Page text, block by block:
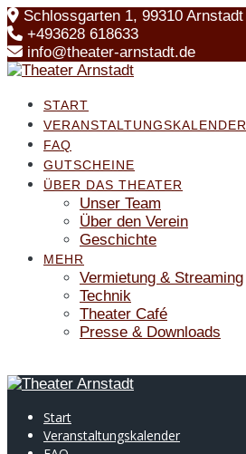
Skip
to
content
Schlossgarten 1, 99310 Arnstadt
+493628 618633
info@theater-arnstadt.de
START
VERANSTALTUNGSKALENDER
FAQ
GUTSCHEINE
ÜBER DAS THEATER
Unser Team
Über den Verein
Geschichte
MEHR
Vermietung & Streaming
Technik
Theater Café
Presse & Downloads
Start
Veranstaltungskalender